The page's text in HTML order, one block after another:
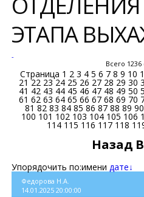
ЭТАПА
-
Всего
Страница 1 2 3 4 5 6 7 8 9 10
21 22 23 24 25 26 27 28 29 30
41 42 43 44 45 46 47 48 49 50
61 62 63 64 65 66 67 68 69 70
81 82 83 84 85 86 87 88 89 90
100 101 102 103 104 105 106
114 115 116 117 118
Назад
Упорядочить по:имени дате↓
Федорова Н.А.
14.01.2025 20:00:00